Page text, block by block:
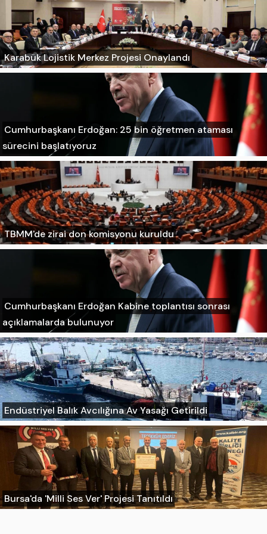
Karabük Lojistik Merkez Projesi Onaylandı
Cumhurbaşkanı Erdoğan: 25 bin öğretmen ataması
sürecini başlatıyoruz
TBMM'de zirai don komisyonu kuruldu
Cumhurbaşkanı Erdoğan Kabine toplantısı sonrası
açıklamalarda bulunuyor
Endüstriyel Balık Avcılığına Av Yasağı Getirildi
Bursa'da 'Milli Ses Ver' Projesi Tanıtıldı